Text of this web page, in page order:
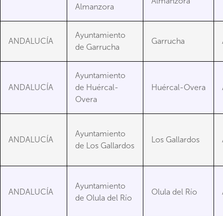
Almanzora
ANDALUCÍA
Ayuntamiento
de Garrucha
Garrucha
ANDALUCÍA
Ayuntamiento
de Huércal-
Overa
Huércal-Overa
ANDALUCÍA
Ayuntamiento
de Los Gallardos
Los Gallardos
ANDALUCÍA
Ayuntamiento
de Olula del Río
Olula del Río